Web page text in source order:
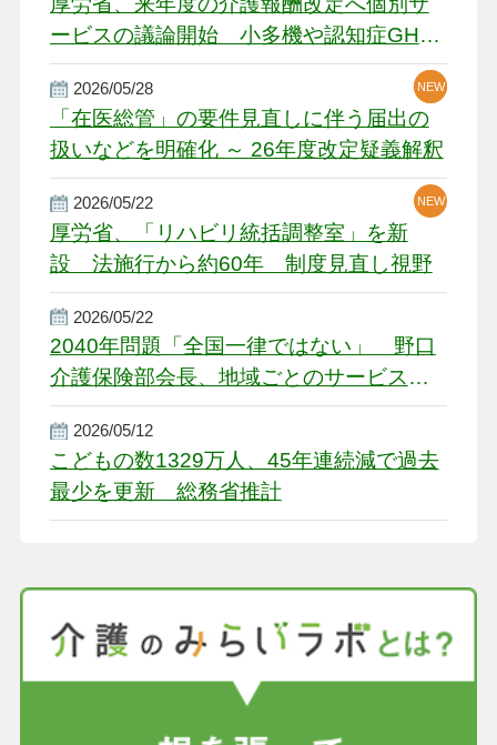
ービスの議論開始 小多機や認知症GH、
厳しい経営環境に危機感
2026/05/28
「在医総管」の要件見直しに伴う届出の
扱いなどを明確化 ～ 26年度改定疑義解釈
NEW
NEW
2026/05/22
厚労省、「リハビリ統括調整室」を新
設 法施行から約60年 制度見直し視野
NEW
2026/05/22
2040年問題「全国一律ではない」 野口
介護保険部会長、地域ごとのサービス基
盤整備を促す
2026/05/12
こどもの数1329万人、45年連続減で過去
最少を更新 総務省推計